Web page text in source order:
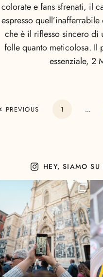
colorate e fans sfrenati, il
espresso
che è il riflesso sincero di
folle quanto meticolosa. Il
essenziale, 2
PREVIOUS 1 …
HEY, SIAMO